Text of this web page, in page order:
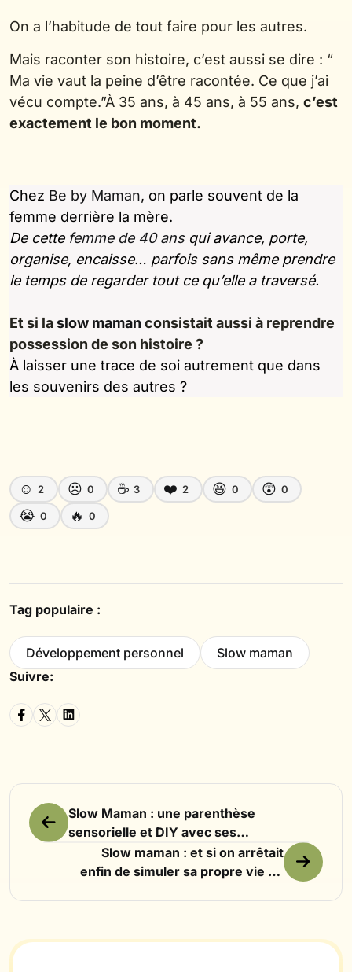
On a l’habitude de tout faire pour les autres.
Mais raconter son histoire, c’est aussi se dire : “
Ma vie vaut la peine d’être racontée. Ce que j’ai
vécu compte.”À 35 ans, à 45 ans, à 55 ans, c’est
exactement le bon moment.
Chez Be by Maman, on parle souvent de la
femme derrière la mère.
De cette femme de 40 ansqui avance, porte,
organise, encaisse… parfois sans même prendre
le temps de regarder tout ce qu’elle a traversé.
Et si laslow maman consistait aussi à reprendre
possession de son histoire ?
À laisser une trace de soi autrement que dans
les souvenirs des autres ?
☺️ 2 ☹️ 0 ☕ 3 ❤️ 2 😆 0 😲 0
😭 0 🔥 0
Tag populaire :
Développement personnel
Slow maman
Suivre:
Slow Maman : une parenthèse
sensorielle et DIY avec ses
enfantsSlow maman : et si on arrêtait
enfin de simuler sa propre vie de